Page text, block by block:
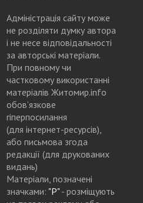
Адміністрація сайту може
не розділяти думку автора
і не несе відповідальності
за авторські матеріали.
При повному чи
частковому використанні
матеріалів Житомир.info
обов’язкове
гіперпосилання
(для інтернет-ресурсів),
або письмова згода
редакції (для друкованих
видань)
Матеріали, позначені
значками: "Р"- розміщують